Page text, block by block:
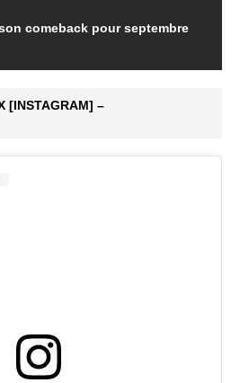
comeback pour septembre
[INSTAGRAM] –